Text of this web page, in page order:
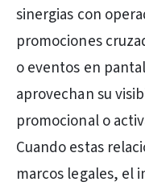
sinergias con
promociones
o eventos en
aprovechan su
promocional o
Cuando estas
marcos legales, el